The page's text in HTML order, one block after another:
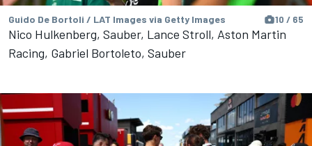
Guido De Bortoli / LAT Images via Getty Images 10 / 65
Nico Hulkenberg, Sauber, Lance Stroll, Aston Martin
Racing, Gabriel Bortoleto, Sauber